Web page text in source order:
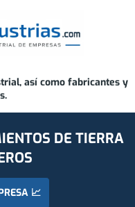
así como fabricantes y
DE TIERRA
📈